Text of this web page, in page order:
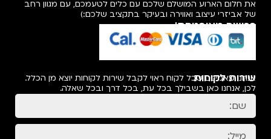
את חלום הארוע המושלם שלכם עם כלים לטעמכם, עם מגוון רחב
של אביזרי עיצוב ואווירה ובעיקר בתקציב שלכם:)
רכישה מאובטחת!
שירות לקוחות
אנחנו מאמינים שכל לקוח ראוי לקבל שירות לקוחות יוצא מן הכלל.
לכן, אנחנו כאן בשבילך בכל עת, בכל דרך ובכל שאלה.